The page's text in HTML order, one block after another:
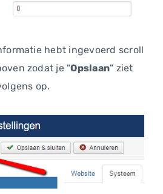
hebt ingevoerd scroll
zodat je "Opslaan" ziet
op.